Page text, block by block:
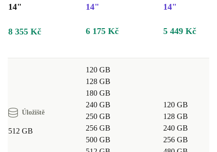
14"
14"
14"
8 355 Kč 6 175 Kč 5 449 Kč
Úložiště
512 GB
120 GB
128 GB
180 GB
240 GB
250 GB
256 GB
500 GB
120 GB
128 GB
240 GB
256 GB